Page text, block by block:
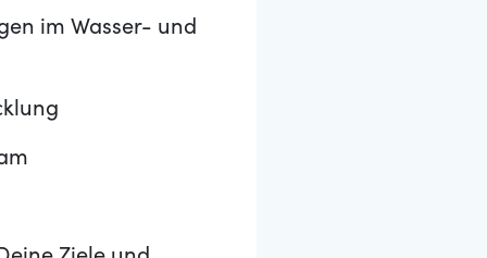
im Wasser- und